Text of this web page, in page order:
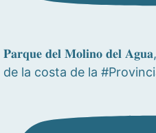
𝐏𝐚𝐫𝐪𝐮𝐞 𝐝𝐞𝐥 𝐌𝐨𝐥𝐢𝐧𝐨 𝐝𝐞𝐥
de la costa de la